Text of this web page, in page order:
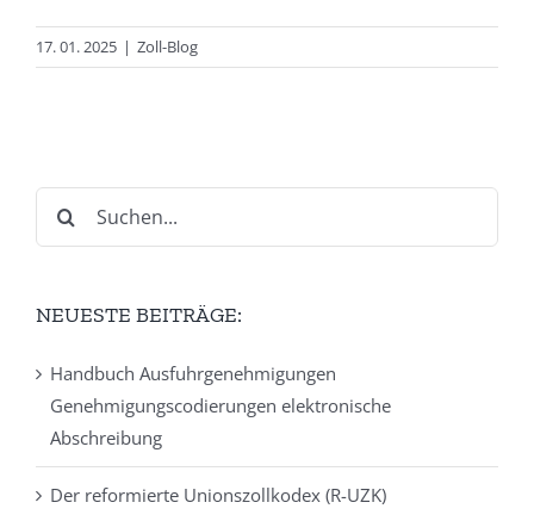
17. 01. 2025 | Zoll-Blog
nach:
NEUESTE BEITRÄGE:
Handbuch Ausfuhrgenehmigungen
Genehmigungscodierungen elektronische
Abschreibung
Der reformierte Unionszollkodex (R-UZK)